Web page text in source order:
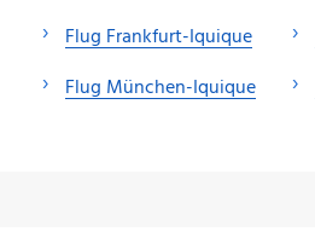
Flug Frankfurt-Iquique
Flug München-Iquique